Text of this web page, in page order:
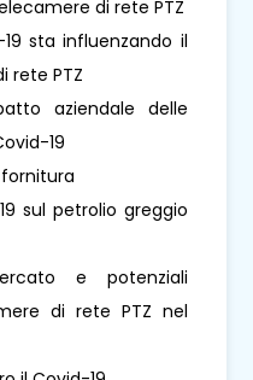
di rete PTZ
sta influenzando il
rete PTZ
aziendale delle
19
fornitura
sul petrolio greggio
e potenziali
di rete PTZ nel